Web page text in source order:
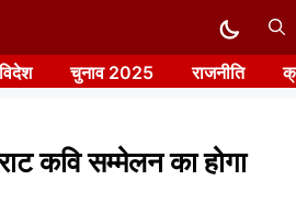
चुनाव 2025 राजनीति
कवि सम्मेलन का होगा